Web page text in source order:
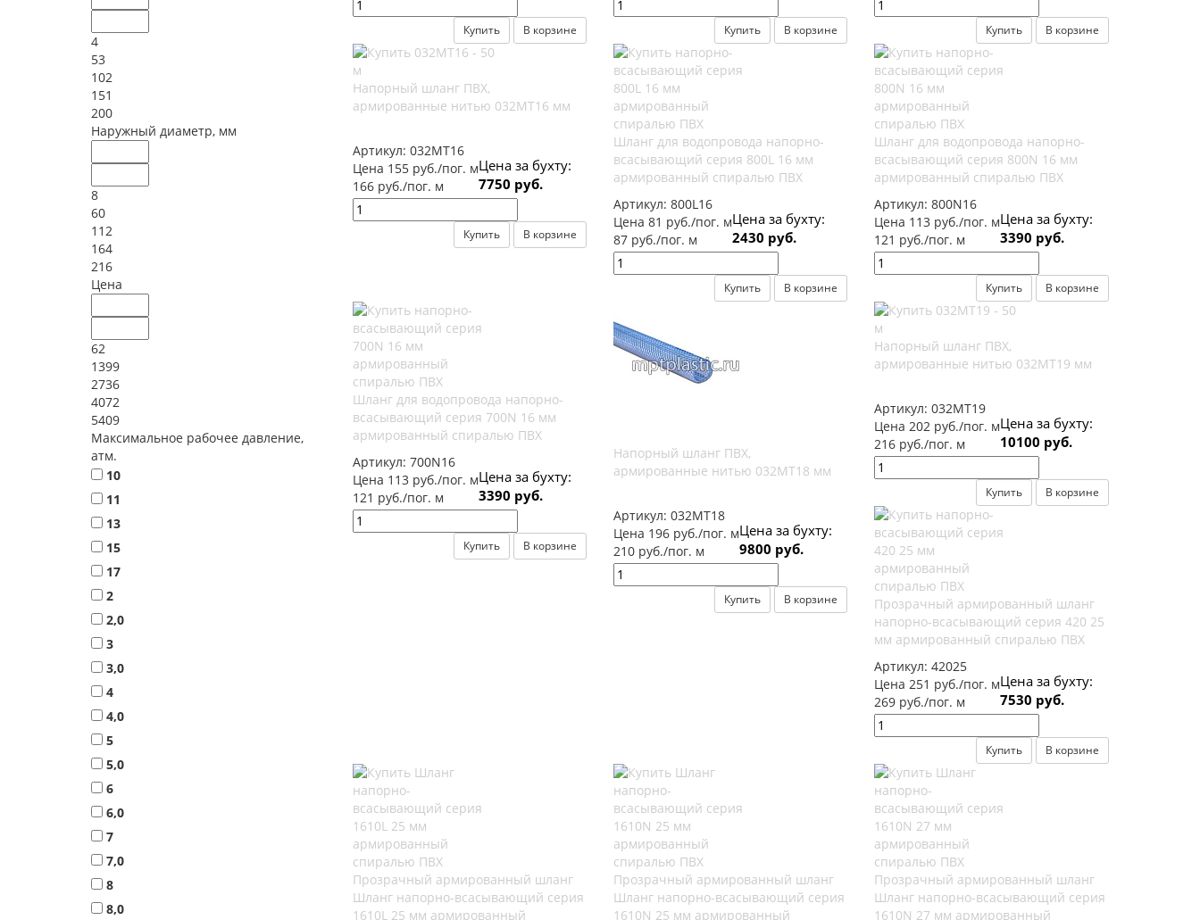
4
53
102
151
200
Наружный диаметр, мм
8
60
112
164
216
Цена
62
1399
2736
4072
5409
Максимальное рабочее давление,
атм.
10
11
13
15
17
2
2,0
3
3,0
4
4,0
5
5,0
6
6,0
7
7,0
8
8,0
Купить В корзине Купить В корзине Купить В корзине
Напорный шланг ПВХ,
армированные нитью 032МТ16 мм
Артикул: 032МТ16
Цена 155 руб./пог. м
166 руб./пог. м
Цена за бухту:
7750 руб.
Купить В корзине
Шланг для водопровода напорно-
всасывающий серия 800L 16 мм
армированный спиралью ПВХ
Артикул: 800L16
Цена 81 руб./пог. м
87 руб./пог. м
Цена за бухту:
2430 руб.
Купить В корзине
Шланг для водопровода напорно-
всасывающий серия 800N 16 мм
армированный спиралью ПВХ
Артикул:800N16
Цена 113 руб./пог. м
121 руб./пог. м
Цена за бухту:
3390 руб.
Купить В корзине
Шланг для водопровода напорно-
всасывающий серия 700N 16 мм
армированный спиралью ПВХ
Артикул: 700N16
Цена 113 руб./пог. м
121 руб./пог. м
Цена за бухту:
3390 руб.
Купить В корзине
Напорный шланг ПВХ,
армированные нитью 032МТ18 мм
Артикул: 032МТ18
Цена 196 руб./пог. м
210 руб./пог. м
Цена за бухту:
9800 руб.
Купить В корзине
Напорный шланг ПВХ,
армированные нитью 032МТ19 мм
Артикул:032МТ19
Цена 202 руб./пог. м
216 руб./пог. м
Цена за бухту:
10100 руб.
Купить В корзине
Прозрачный армированный шланг
напорно-всасывающий серия 420 25
мм армированный спиралью ПВХ
Артикул:42025
Цена 251 руб./пог. м
269 руб./пог. м
Цена за бухту:
7530 руб.
Купить В корзине
Прозрачный армированный шланг
Шланг напорно-всасывающий серия
1610L 25 мм армированный
Прозрачный армированный шланг
Шланг напорно-всасывающий серия
1610N 25 мм армированный
Прозрачный армированный шланг
Шланг напорно-всасывающий серия
1610N 27 мм армированный